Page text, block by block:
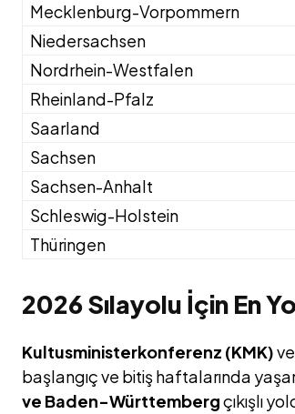
Mecklenburg-Vorpommern
Niedersachsen
Nordrhein-Westfalen
Rheinland-Pfalz
Saarland
Sachsen
Sachsen-Anhalt
Schleswig-Holstein
Thüringen
2026 Sılayolu İçin En
Kultusministerkonferenz (KMK)
başlangıç ve bitiş haftalarında
ve Baden-Württembergçıkışlı